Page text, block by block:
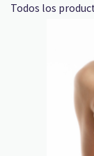
Todos los